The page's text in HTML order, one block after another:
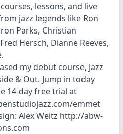
lessons, and live
jazz legends like Ron
Parks, Christian
Hersch, Dianne Reeves,
my debut course, Jazz
& Out. Jump in today
14-day free trial at
emmet
Alex Weitz http://abw-